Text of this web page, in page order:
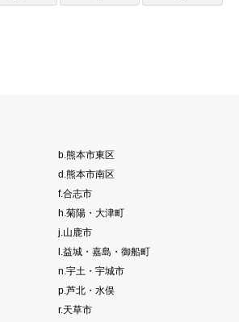
b.熊本市東区
d.熊本市南区
f.合志市
h.菊陽・大津町
j.山鹿市
l.益城・嘉島・御船町
n.宇土・宇城市
p.芦北・水俣
r.天草市